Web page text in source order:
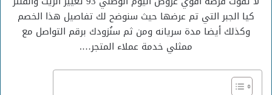
كيا الجبر التي تم عرضها حيث سنوضح لك تفاصيل هذا الخصم
وكذلك أيضا مدة سريانه ومن ثم سنُزودك برقم التواصل مع
ممثلي خدمة عملاء المتجر….